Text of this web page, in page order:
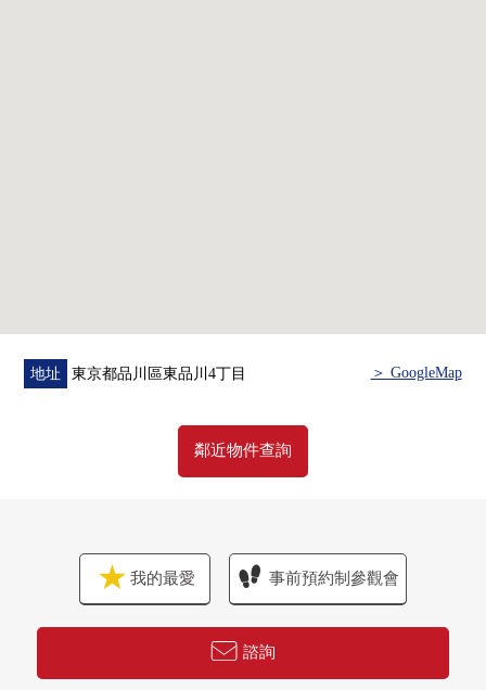
・私人使用面積63.6平方公尺，3LDK型
・約13.0張塌塌米寬鬆的LDK
・4.5張塌塌米部分為沃爾門打開，能要17.5張塌塌米LDK
・收納豐富的嵌入式衣櫃有
・能使用供低中層階使用的電梯(～18樓)，能比較順利升降
■ 在找想要的家方面給予幫助的━━━━━・・・
房屋的詳細、需討論是如感興趣,歡迎請隨時聯繫我們
地址 東京都品川區東品川4丁目 ＞ GoogleMap
鄰近物件查詢
我的最愛 事前預約制參觀會
諮詢